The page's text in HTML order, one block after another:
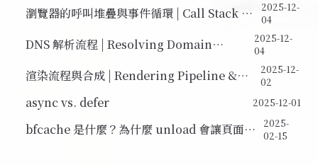
瀏覽器的呼叫堆疊與事件循環 | Call Stack &
2025-12-
04
DNS 解析流程 | Resolving Domain
2025-12-
04
渲染流程與合成 | Rendering Pipeline &
2025-12-
02
async vs. defer 2025-12-01
bfcache 是什麼？為什麼 unload 會讓頁面失
2025-
02-15